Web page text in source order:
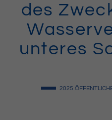
des
unteres
2025